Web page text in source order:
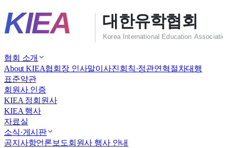
협회 소개
About KIEA협회장 인사말이사진회칙·정관연혁절차대행
표준약관
회원사 인증
KIEA 정회원사
KIEA 행사
자료실
소식·게시판
공지사항언론보도회원사 행사 안내